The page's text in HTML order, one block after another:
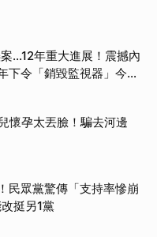
...12年重大進展！震撼內
令「銷毀監視器」今遭
懷孕太丟臉！騙去河邊
民眾黨驚傳「支持率慘崩
挺另1黨